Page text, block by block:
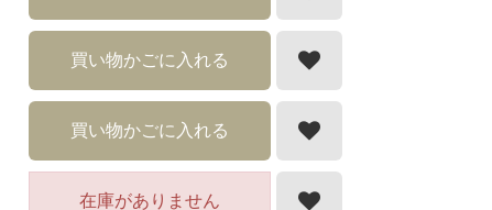
買い物かごに入れる
買い物かごに入れる
在庫がありません